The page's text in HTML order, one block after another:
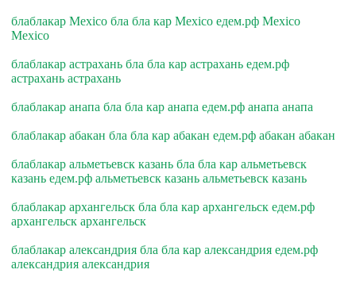
блаблакар Mexico бла бла кар Mexico едем.рф Mexico
Mexico
блаблакар астрахань бла бла кар астрахань едем.рф
астрахань астрахань
блаблакар анапа бла бла кар анапа едем.рф анапа анапа
блаблакар абакан бла бла кар абакан едем.рф абакан абакан
блаблакар альметьевск казань бла бла кар альметьевск
казань едем.рф альметьевск казань альметьевск казань
блаблакар архангельск бла бла кар архангельск едем.рф
архангельск архангельск
блаблакар александрия бла бла кар александрия едем.рф
александрия александрия